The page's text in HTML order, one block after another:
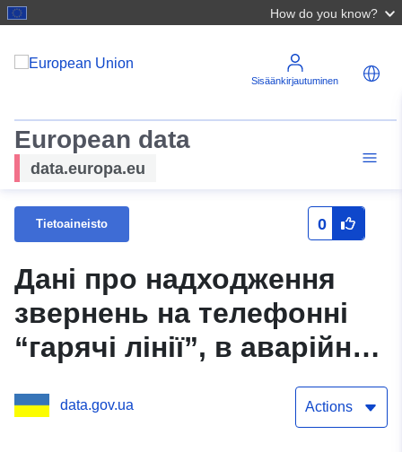
How do you know?
Sisäänkirjautuminen
European data
data.europa.eu
Tietoaineisto 0
Дані про надходження
звернень на телефонні
“гарячі лінії”, в аварійно-
диспетчерські служби,
телефонні центри тощо
data.gov.ua Actions